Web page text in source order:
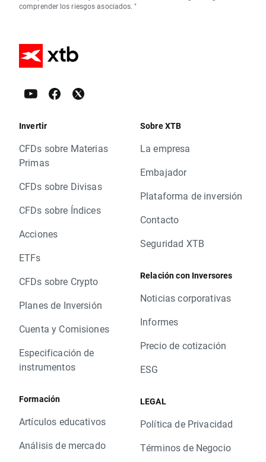
comprender los riesgos asociados. "
Invertir
CFDs sobre Materias
Primas
CFDs sobre Divisas
CFDs sobre Índices
Acciones
ETFs
CFDs sobre Crypto
Planes de Inversión
Cuenta y Comisiones
Especificación de
instrumentos
Formación
Artículos educativos
Análisis de mercado
Sobre XTB
La empresa
Embajador
Plataforma de inversión
Contacto
Seguridad XTB
Relación con Inversores
Noticias corporativas
Informes
Precio de cotización
ESG
LEGAL
Política de Privacidad
Términos de Negocio